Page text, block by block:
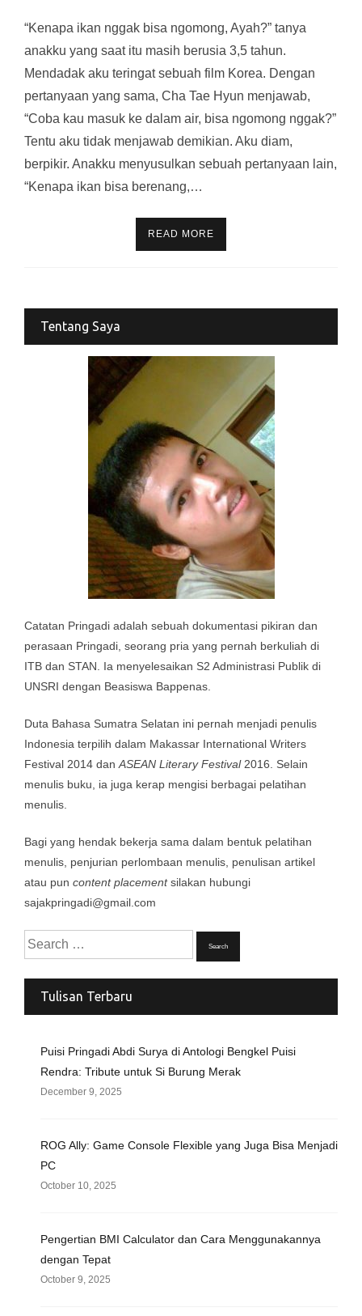
“Kenapa ikan nggak bisa ngomong, Ayah?” tanya
anakku yang saat itu masih berusia 3,5 tahun.
Mendadak aku teringat sebuah film Korea. Dengan
pertanyaan yang sama, Cha Tae Hyun menjawab,
“Coba kau masuk ke dalam air, bisa ngomong nggak?”
Tentu aku tidak menjawab demikian. Aku diam,
berpikir. Anakku menyusulkan sebuah pertanyaan lain,
“Kenapa ikan bisa berenang,…
READ MORE
Tentang Saya
Catatan Pringadi adalah sebuah dokumentasi pikiran dan
perasaan Pringadi, seorang pria yang pernah berkuliah di
ITB dan STAN. Ia menyelesaikan S2 Administrasi Publik di
UNSRI dengan Beasiswa Bappenas.
Duta Bahasa Sumatra Selatan ini pernah menjadi penulis
Indonesia terpilih dalam Makassar International Writers
Festival 2014 dan ASEAN Literary Festival2016. Selain
menulis buku, ia juga kerap mengisi berbagai pelatihan
menulis.
Bagi yang hendak bekerja sama dalam bentuk pelatihan
menulis, penjurian perlombaan menulis, penulisan artikel
atau pun content placementsilakan hubungi
sajakpringadi@gmail.com
Search
for:
Tulisan Terbaru
Puisi Pringadi Abdi Surya di Antologi Bengkel Puisi
Rendra: Tribute untuk Si Burung Merak
December 9, 2025
ROG Ally: Game Console Flexible yang Juga Bisa Menjadi
PC
October 10, 2025
Pengertian BMI Calculator dan Cara Menggunakannya
dengan Tepat
October 9, 2025